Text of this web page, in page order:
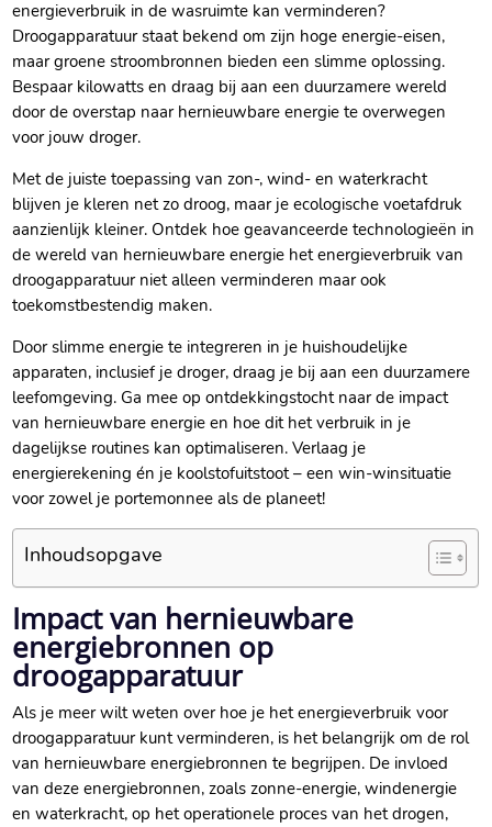
energieverbruik in de wasruimte kan verminderen?
Droogapparatuur staat bekend om zijn hoge energie-eisen,
maar groene stroombronnen bieden een slimme oplossing.​
Bespaar kilowatts en draag bij aan een duurzamere wereld
door de overstap naar hernieuwbare energie te overwegen
voor jouw droger.​
Met de juiste toepassing van zon-, wind- en waterkracht
blijven je kleren net zo droog, maar je ecologische voetafdruk
aanzienlijk kleiner.​ Ontdek hoe geavanceerde technologieën in
de wereld van hernieuwbare energie het energieverbruik van
droogapparatuur niet alleen verminderen maar ook
toekomstbestendig maken.​
Door slimme energie te integreren in je huishoudelijke
apparaten, inclusief je droger, draag je bij aan een duurzamere
leefomgeving.​ Ga mee op ontdekkingstocht naar de impact
van hernieuwbare energie en hoe dit het verbruik in je
dagelijkse routines kan optimaliseren.​ Verlaag je
energierekening én je koolstofuitstoot – een win-winsituatie
voor zowel je portemonnee als de planeet!
Inhoudsopgave
Impact van hernieuwbare
energiebronnen op
droogapparatuur
Als je meer wilt weten over hoe je het energieverbruik voor
droogapparatuur kunt verminderen, is het belangrijk om de rol
van hernieuwbare energiebronnen te begrijpen.​ De invloed
van deze energiebronnen, zoals zonne-energie, windenergie
en waterkracht, op het operationele proces van het drogen,